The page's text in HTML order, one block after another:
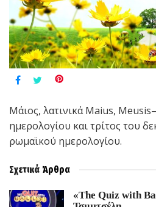
Μάιος, λατινικά Maius,
ημερολογίου και τρίτος του
ρωμαϊκού ημερολογίου.
Σχετικά Άρθρα
«The Quiz with